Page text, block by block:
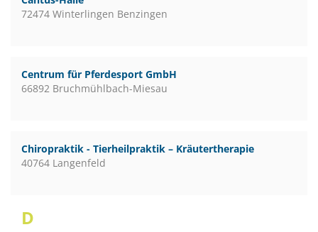
72474 Winterlingen Benzingen
Centrum für Pferdesport GmbH
66892 Bruchmühlbach-Miesau
Chiropraktik - Tierheilpraktik – Kräutertherapie
40764 Langenfeld
D